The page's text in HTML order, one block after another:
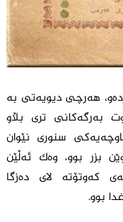
هەرچی دیویەتی بە
بەرگەکانی تری بڵاو
سنوری نێوان
بزر بوو، وەک ئەڵێن
کەوتۆتە لای دەزگا
بوو.